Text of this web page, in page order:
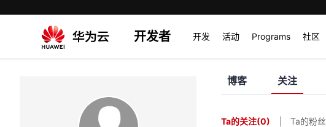
开发者 开发 活动 Programs 社区
博客 关注
Ta的关注(0) Ta的粉丝